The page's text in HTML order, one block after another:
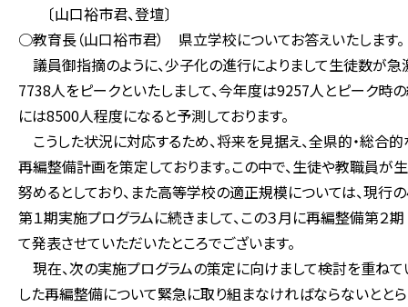
〔山口裕市君、登壇〕
○教育長（山口裕市君） 県立学校についてお答えいたします。
議員御指摘のように、少子化の進行によりまして生徒数が
7738人をピークといたしまして、今年度は9257人とピーク時
には8500人程度になると予測しております。
こうした状況に対応するため、将来を見据え、全県的・総合
再編整備計画を策定しております。この中で、生徒や教職員が
努めるとしており、また高等学校の適正規模については、現行
第１期実施プログラムに続きまして、この３月に再編整備第２
て発表させていただいたところでございます。
現在、次の実施プログラムの策定に向けまして検討を重ね
した再編整備について緊急に取り組まなければならないととら